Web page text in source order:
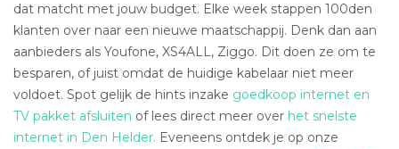
dat matcht met jouw budget. Elke week stappen 100den
klanten over naar een nieuwe maatschappij. Denk dan aan
aanbieders als Youfone, XS4ALL, Ziggo. Dit doen ze om te
besparen, of juist omdat de huidige kabelaar niet meer
voldoet. Spot gelijk de hints inzake goedkoop internet en
TV pakket afsluiten of lees direct meer over het snelste
internet in Den Helder. Eveneens ontdek je op onze